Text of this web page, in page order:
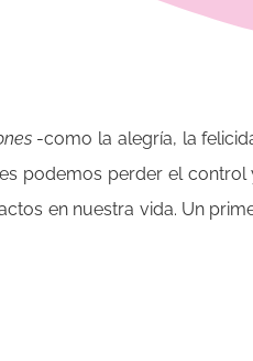
-como la alegría, la
podemos perder el
en nuestra vida. Un